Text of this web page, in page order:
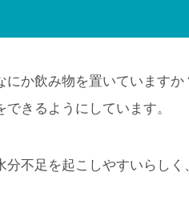
にか飲み物を置いています
きるようにしています。
分不足を起こしやすいらし